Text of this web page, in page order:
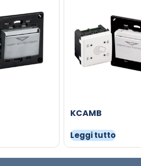
KCAMB
Leggi tutto